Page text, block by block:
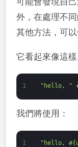
外，在處理不
其他方法，可
它看起來像這
1 "hello, "
我們將使用：
1 "hello,